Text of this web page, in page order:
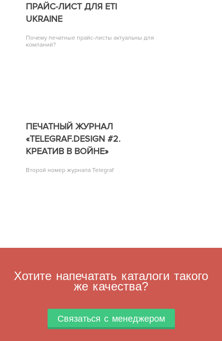
ПРАЙС-ЛИСТ ДЛЯ ETI
UKRAINE
Почему печатные прайс-листы актуальны для
компаний?
ПЕЧАТНЫЙ ЖУРНАЛ
«TELEGRAF.DESIGN #2.
КРЕАТИВ В ВОЙНЕ»
Второй номер журнала Telegraf
Хотите напечатать каталоги такого
же качества?
Связаться с менеджером